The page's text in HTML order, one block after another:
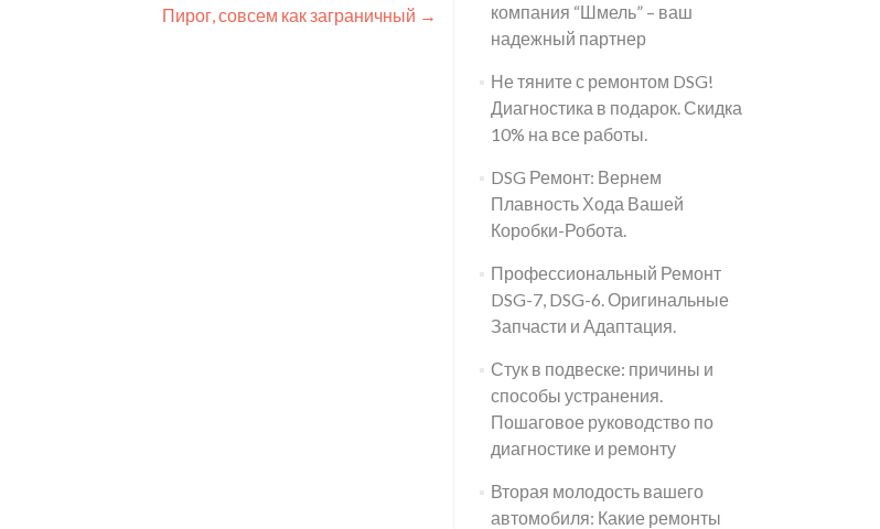
Пирог, совсем как заграничный →
компания “Шмель” – ваш
надежный партнер
Не тяните с ремонтом DSG!
Диагностика в подарок. Скидка
10% на все работы.
DSG Ремонт: Вернем
Плавность Хода Вашей
Коробки-Робота.
Профессиональный Ремонт
DSG-7, DSG-6. Оригинальные
Запчасти и Адаптация.
Стук в подвеске: причины и
способы устранения.
Пошаговое руководство по
диагностике и ремонту
Вторая молодость вашего
автомобиля: Какие ремонты